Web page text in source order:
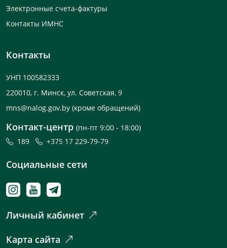
Электронные счета-фактуры
Контакты ИМНС
Контакты
УНП 100582333
220010, г. Минск, ул. Советская, 9
mns@nalog.gov.by (кроме обращений)
Контакт-центр (пн-пт 9:00 - 18:00)
189
+375 17 229-79-79
Социальные сети
Личный кабинет
Карта сайта